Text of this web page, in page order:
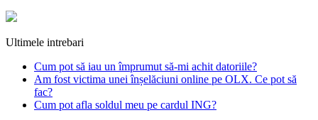
Ultimele intrebari
Cum pot să iau un împrumut să-mi achit datoriile?
Am fost victima unei înșelăciuni online pe OLX. Ce pot să
fac?
Cum pot afla soldul meu pe cardul ING?